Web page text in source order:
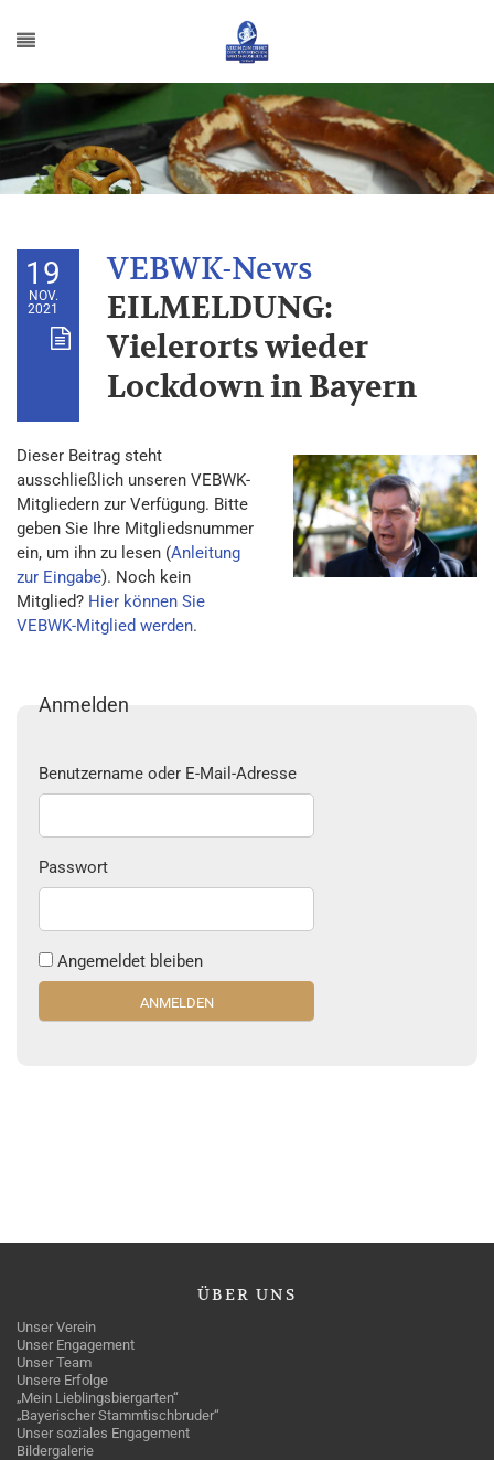
19
NOV.
2021
EILMELDUNG:
Vielerorts wieder
Lockdown in Bayern
Dieser Beitrag steht
ausschließlich unseren VEBWK-
Mitgliedern zur Verfügung. Bitte
geben Sie Ihre Mitgliedsnummer
ein, um ihn zu lesen (Anleitung
zur Eingabe). Noch kein
Mitglied? Hier können Sie
VEBWK-Mitglied werden.
Anmelden
Benutzername oder E-Mail-Adresse
Passwort
Angemeldet bleiben
ÜBER UNS
Unser Verein
Unser Engagement
Unser Team
Unsere Erfolge
„Mein Lieblingsbiergarten“
„Bayerischer Stammtischbruder“
Unser soziales Engagement
Bildergalerie